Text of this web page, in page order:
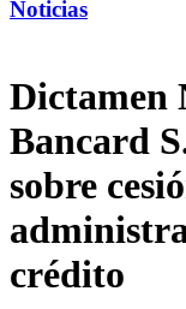
Noticias
Dictamen
Bancard
sobre
crédito